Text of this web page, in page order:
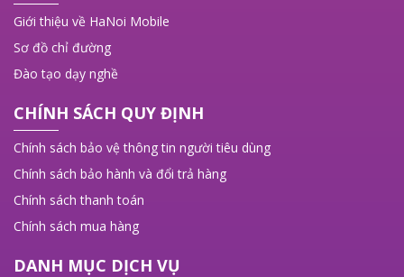
Giới thiệu về HaNoi Mobile
Sơ đồ chỉ đường
Đào tạo dạy nghề
CHÍNH SÁCH QUY ĐỊNH
Chính sách bảo vệ thông tin người tiêu dùng
Chính sách bảo hành và đổi trả hàng
Chính sách thanh toán
Chính sách mua hàng
DANH MỤC DỊCH VỤ